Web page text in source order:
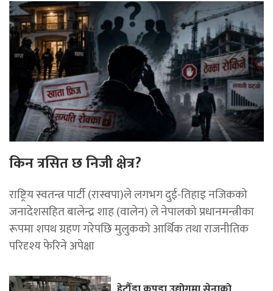
किन त्रसित छ निजी क्षेत्र?
राष्ट्रिय स्वतन्त्र पार्टी (रास्वपा)ले लगभग दुई-तिहाइ नजिकको
जनादेशसहित बालेन्द्र शाह (वालेन) ले नेपालको प्रधानमन्त्रीका
रूपमा शपथ ग्रहण गरेपछि मुलुकको आर्थिक तथा राजनीतिक
परिदृश्य फेरिने अपेक्षा